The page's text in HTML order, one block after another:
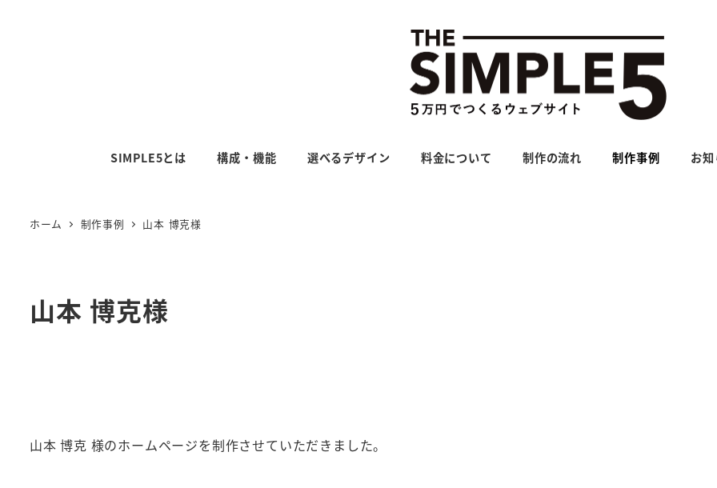
SIMPLE5とは 構成・機能 選べるデザイン 料金について 制作の流れ 制作事例 お
ホーム 制作事例 山本 博克様
山本 博克様
山本 博克 様のホームページを制作させていただきました。